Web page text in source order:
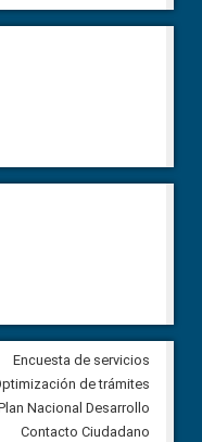
CPCCS convoca a Veeduría
Ciudadana para vigilar el
Encuesta de servicios
de trámites
Nacional Desarrollo
Contacto Ciudadano